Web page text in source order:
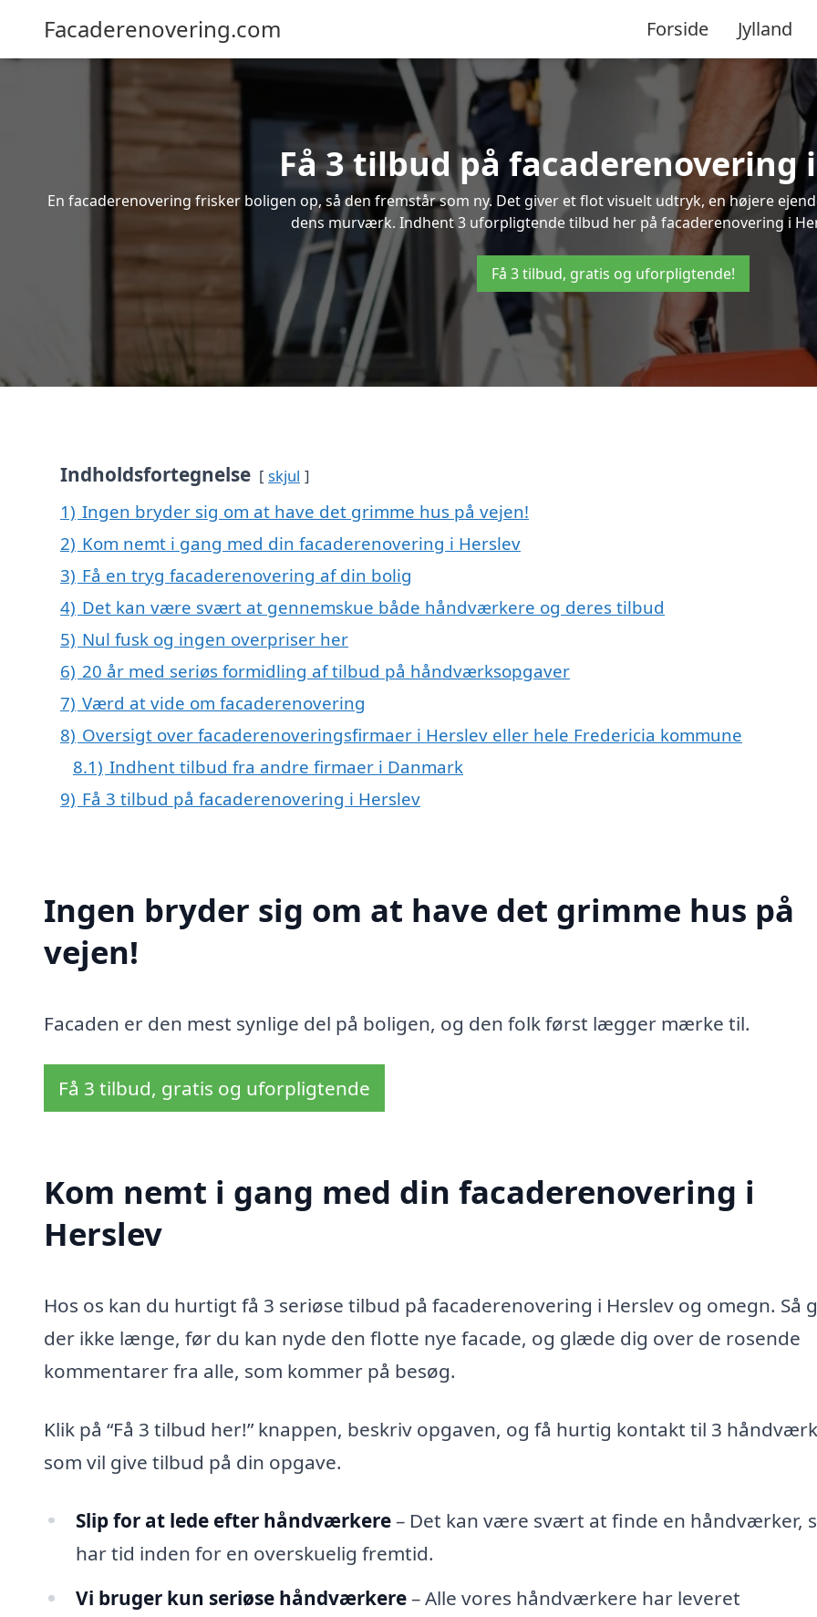
Facaderenovering.com Forside Jylland
Få 3 tilbud på facaderenovering
En facaderenovering frisker boligen op, så den fremstår som ny. Det giver et flot visuelt udtryk, en højere
dens murværk. Indhent 3 uforpligtende tilbud her på facaderenovering i
Få 3 tilbud, gratis og uforpligtende!
Indholdsfortegnelse skjul
1) Ingen bryder sig om at have det grimme hus på vejen!
2) Kom nemt i gang med din facaderenovering i Herslev
3) Få en tryg facaderenovering af din bolig
4) Det kan være svært at gennemskue både håndværkere og deres tilbud
5) Nul fusk og ingen overpriser her
6) 20 år med seriøs formidling af tilbud på håndværksopgaver
7) Værd at vide om facaderenovering
8) Oversigt over facaderenoveringsfirmaer i Herslev eller hele Fredericia kommune
8.1) Indhent tilbud fra andre firmaer i Danmark
9) Få 3 tilbud på facaderenovering i Herslev
Ingen bryder sig om at have det grimme hus på
vejen!
Facaden er den mest synlige del på boligen, og den folk først lægger mærke til.
Få 3 tilbud, gratis og uforpligtende
Kom nemt i gang med din facaderenovering i
Herslev
Hos os kan du hurtigt få 3 seriøse tilbud på facaderenovering i Herslev og omegn. Så
der ikke længe, før du kan nyde den flotte nye facade, og glæde dig over de rosende
kommentarer fra alle, som kommer på besøg.
Klik på “Få 3 tilbud her!” knappen, beskriv opgaven, og få hurtig kontakt til 3
som vil give tilbud på din opgave.
Slip for at lede efter håndværkere– Det kan være svært at finde en håndværker,
har tid inden for en overskuelig fremtid.
Vi bruger kun seriøse håndværkere– Alle vores håndværkere har leveret